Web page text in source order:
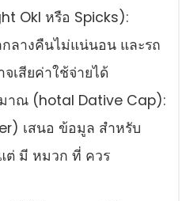
Okl หรือ Spicks):
ลางคืนไม่แน่นอน และรถ
เสียค่าใช้จ่ายได้
มาณ (hotal Dative Cap):
เสนอ ข้อมูล สําหรับ
ต่ มี หมวก ที่ ควร